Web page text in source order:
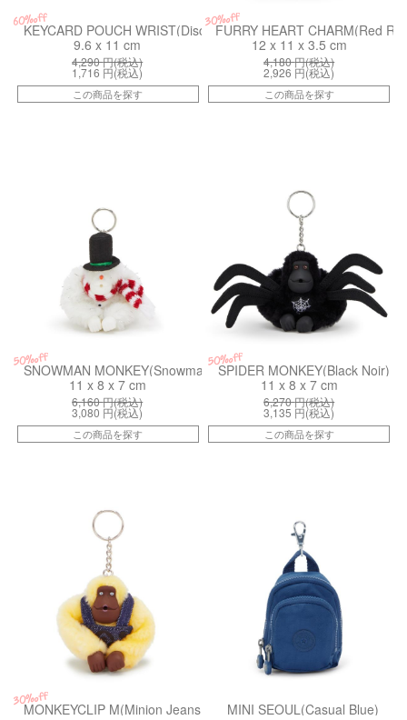
60%off
KEYCARD POUCH WRIST(Discovery)
9.6 x 11 cm
4,290円(税込)
1,716 円(税込)
この商品を探す
30%off
FURRY HEART CHARM(Red
12 x 11 x 3.5 cm
4,180円(税込)
2,926 円(税込)
この商品を探す
50%off
SNOWMAN MONKEY(Snowman White)
11 x 8 x 7 cm
6,160円(税込)
3,080 円(税込)
この商品を探す
50%off
SPIDER MONKEY(Black Noir)
11 x 8 x 7 cm
6,270円(税込)
3,135 円(税込)
この商品を探す
30%off
MONKEYCLIP M(Minion Jeans Bl)
MINI SEOUL(Casual Blue)